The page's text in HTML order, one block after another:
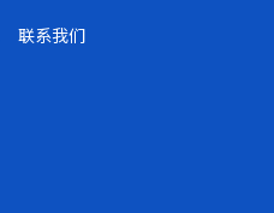
联系我们